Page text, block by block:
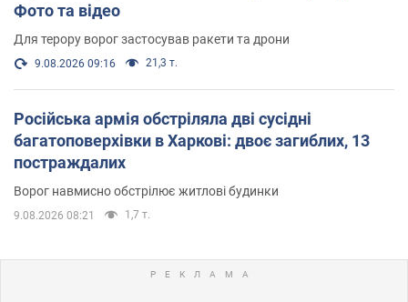
Фото та відео
Для терору ворог застосував ракети та дрони
9.08.2026 09:16 21,3 т.
Російська армія обстріляла дві сусідні
багатоповерхівки в Харкові: двоє загиблих, 13
постраждалих
Ворог навмисно обстрілює житлові будинки
9.08.2026 08:21 1,7 т.